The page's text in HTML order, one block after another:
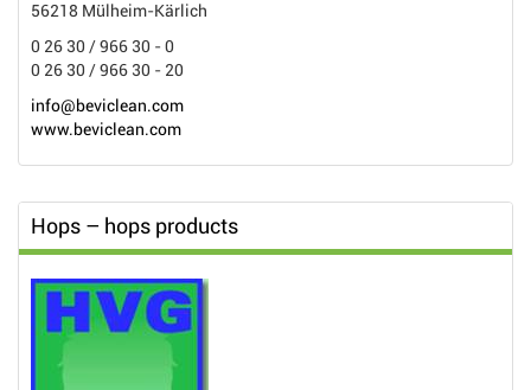
56218 Mülheim-Kärlich
0 26 30 / 966 30 - 0
0 26 30 / 966 30 - 20
info@beviclean.com
www.beviclean.com
Hops – hops products